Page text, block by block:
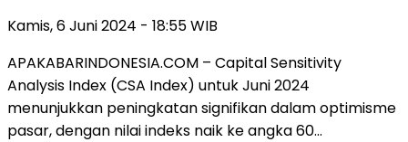
Kamis, 6 Juni 2024 - 18:55 WIB
APAKABARINDONESIA.COM – Capital Sensitivity
Analysis Index (CSA Index) untuk Juni 2024
menunjukkan peningkatan signifikan dalam optimisme
pasar, dengan nilai indeks naik ke angka 60…